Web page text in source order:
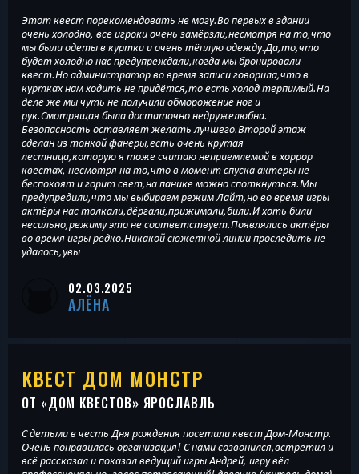
Этот квест порекомендовать не могу.Во первых в здании
очень холодно, все игроки очень замёрзли,несмотря на то,что
мы были одеты в куртки и очень тёплую одежду.Да,то,что
будет холодно нас предупреждали,когда мы бронировали
квест.Но администратор во время записи говорила,что в
куртках нам ходить не придётся,то есть холод терпимый.На
деле же мы чуть не получили обморожение ног и
рук.Смотрящая была достаточно недружелюбна.
Безопасность оставляет желать лучшего.Второй этаж
сделан из тонкой фанеры,есть очень крутая
лестница,которую я тоже считаю неприемлемой в хоррор
квестах, несмотря на то,что в момент спуска актёры не
беспокоят и горит свет,на панике можно споткнуться.Мы
предупредили,что мы выбираем режим Лайт,но во время игры
актёры нас толкали,дёргали,прижимали,били.И хоть били
несильно,режиму это не соответствует.Появлялись актёры
во время игры редко.Никакой сюжетной линии проследить не
удалось,увы
02.03.2025
АЛЁНА
КВЕСТ ДОМ МОНСТР
ОТ «ДОМ КВЕСТОВ» ЯРОСЛАВЛЬ
С детьми в честь Дня рождения посетили квест Дом-Монстр.
Очень понравилась организация! С нами созвонился,встретил и
всё рассказал и показал ведущий игры Андрей, игру вёл